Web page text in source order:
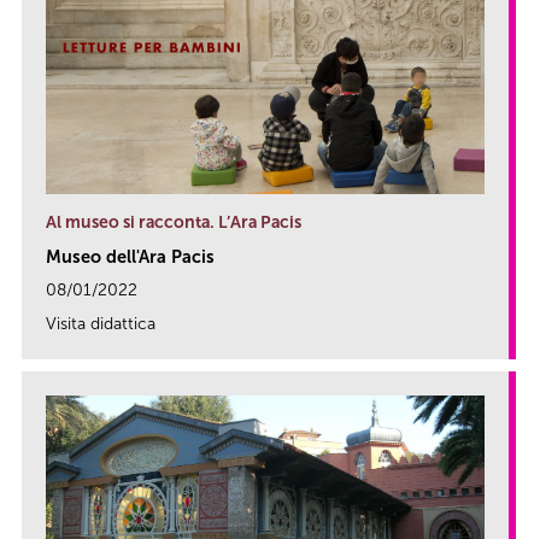
Al museo si racconta. L’Ara Pacis
Museo dell'Ara Pacis
08/01/2022
Visita didattica